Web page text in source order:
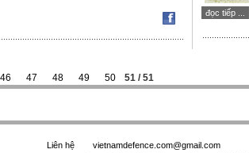
đọc tiếp ...
46 47 48 49 50 51 / 51
Liên hệ vietnamdefence.com@gmail.com